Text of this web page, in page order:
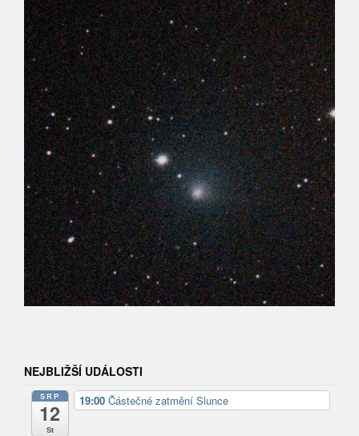
NEJBLIŽŠÍ UDÁLOSTI
SRP
12
St
19:00 Částečné zatmění Slunce